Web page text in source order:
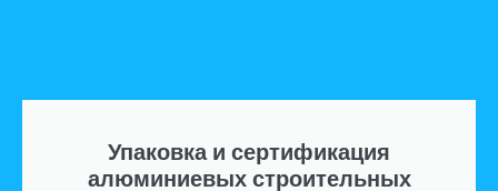
Упаковка и сертификация
алюминиевых строительных